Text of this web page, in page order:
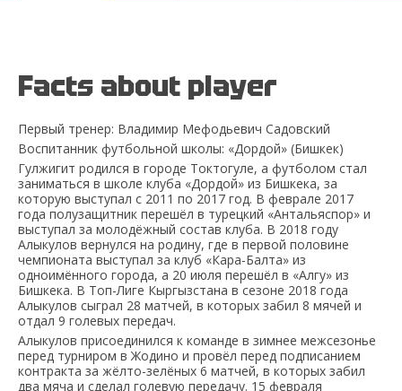
Facts about player
Первый тренер: Владимир Мефодьевич Садовский
Воспитанник футбольной школы: «Дордой» (Бишкек)
Гулжигит родился в городе Токтогуле, а футболом стал
заниматься в школе клуба «Дордой» из Бишкека, за
которую выступал с 2011 по 2017 год. В феврале 2017
года полузащитник перешёл в турецкий «Антальяспор» и
выступал за молодёжный состав клуба. В 2018 году
Алыкулов вернулся на родину, где в первой половине
чемпионата выступал за клуб «Кара-Балта» из
одноимённого города, а 20 июля перешёл в «Алгу» из
Бишкека. В Топ-Лиге Кыргызстана в сезоне 2018 года
Алыкулов сыграл 28 матчей, в которых забил 8 мячей и
отдал 9 голевых передач.
Алыкулов присоединился к команде в зимнее межсезонье
перед турниром в Жодино и провёл перед подписанием
контракта за жёлто-зелёных 6 матчей, в которых забил
два мяча и сделал голевую передачу. 15 февраля